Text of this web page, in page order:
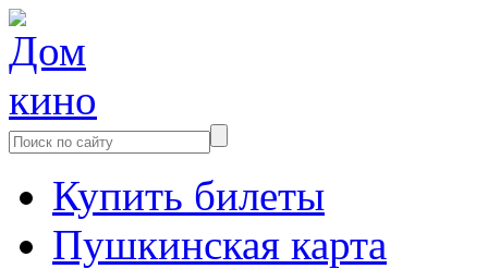
Купить билеты
Пушкинская карта